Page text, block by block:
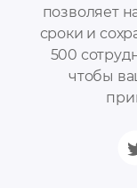
позволяет
сроки и
500
чтобы